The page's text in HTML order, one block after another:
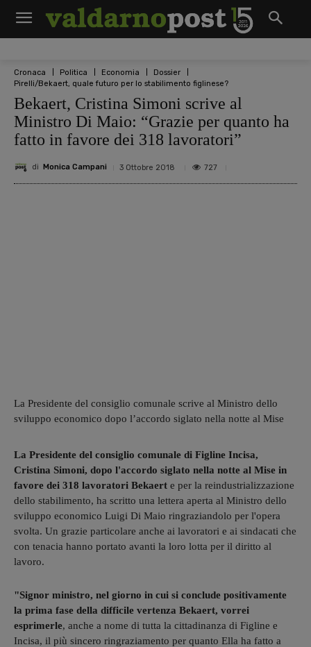
Cronaca Politica Economia
Dossier
Pirelli/Bekaert, quale futuro per lo stabilimento figlinese?
Bekaert, Cristina Simoni scrive al
Ministro Di Maio: “Grazie per quanto ha
fatto in favore dei 318 lavoratori”
di Monica Campani 3 Ottobre 2018 727
La Presidente del consiglio comunale scrive al Ministro dello
sviluppo economico dopo l’accordo siglato nella notte al Mise
La Presidente del consiglio comunale di Figline Incisa,
Cristina Simoni, dopo l'accordo siglato nella notte al Mise in
favore dei 318 lavoratori Bekaert e per la reindustrializzazione
dello stabilimento, ha scritto una lettera aperta al Ministro dello
sviluppo economico Luigi Di Maio ringraziandolo per l'opera
svolta. Un grazie particolare anche ai lavoratori e ai sindacati che
con tenacia hanno portato avanti la loro lotta per il diritto al
lavoro.
"Signor ministro, nel giorno in cui si conclude positivamente
la prima fase della difficile vertenza Bekaert, vorrei
esprimerle, anche a nome di tutta la cittadinanza di Figline e
Incisa, il più sincero ringraziamento per quanto Ella ha fatto a